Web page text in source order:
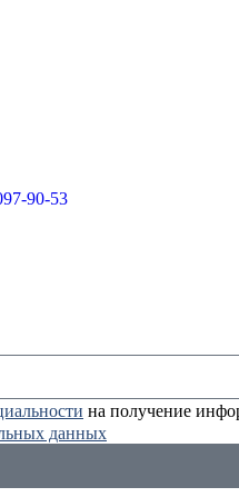
90-53
на получение
данных